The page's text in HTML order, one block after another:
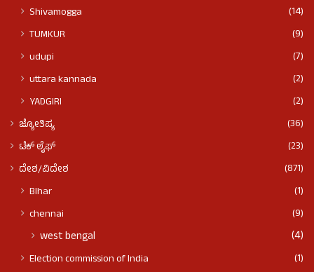
Shivamogga
(14)
TUMKUR
(9)
udupi
(7)
uttara kannada
(2)
YADGIRI
(2)
ಜ್ಯೋತಿಷ್ಯ
(36)
ಟೆಕ್ ಲೈಫ್
(23)
ದೇಶ/ವಿದೇಶ
(871)
BIhar
(1)
chennai
(9)
west bengal (4)
Election commission of India
(1)